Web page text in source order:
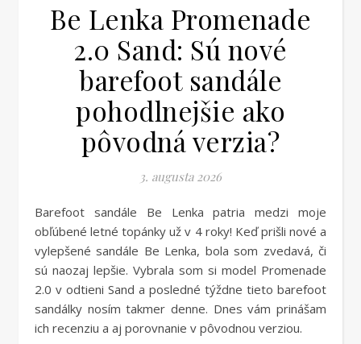
Be Lenka Promenade
2.0 Sand: Sú nové
barefoot sandále
pohodlnejšie ako
pôvodná verzia?
3. augusta 2026
Barefoot sandále Be Lenka patria medzi moje
obľúbené letné topánky už v 4 roky! Keď prišli nové a
vylepšené sandále Be Lenka, bola som zvedavá, či
sú naozaj lepšie. Vybrala som si model Promenade
2.0 v odtieni Sand a posledné týždne tieto barefoot
sandálky nosím takmer denne. Dnes vám prinášam
ich recenziu a aj porovnanie v pôvodnou verziou.